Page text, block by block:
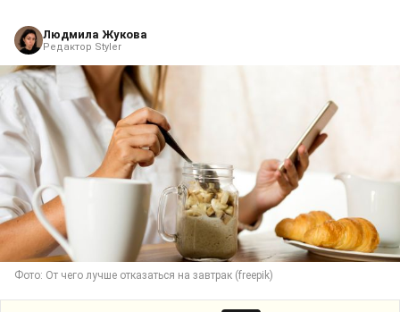
Людмила Жукова
Редактор Styler
Фото: От чего лучше отказаться на завтрак (freepik)